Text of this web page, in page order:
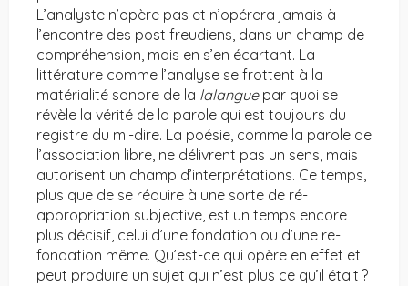
L’analyste n’opère pas et n’opérera jamais à
l’encontre des post freudiens, dans un champ de
compréhension, mais en s’en écartant. La
littérature comme l’analyse se frottent à la
matérialité sonore de la lalangue par quoi se
révèle la vérité de la parole qui est toujours du
registre du mi-dire. La poésie, comme la parole de
l’association libre, ne délivrent pas un sens, mais
autorisent un champ d’interprétations. Ce temps,
plus que de se réduire à une sorte de ré-
appropriation subjective, est un temps encore
plus décisif, celui d’une fondation ou d’une re-
fondation même. Qu’est-ce qui opère en effet et
peut produire un sujet qui n’est plus ce qu’il était ?